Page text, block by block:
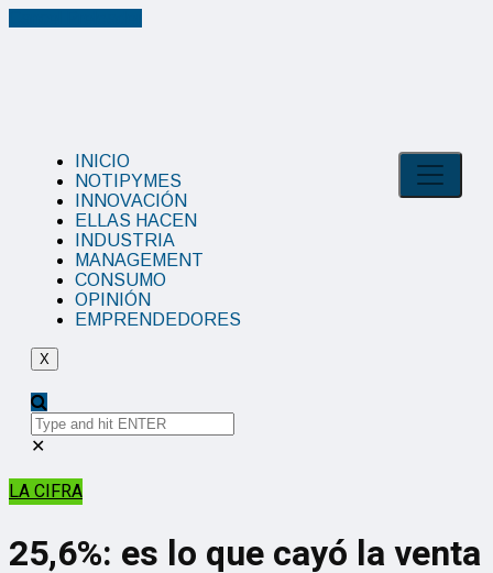
INICIO
NOTIPYMES
INNOVACIÓN
ELLAS HACEN
INDUSTRIA
MANAGEMENT
CONSUMO
OPINIÓN
EMPRENDEDORES
X
✕
LA CIFRA
25,6%: es lo que cayó la venta